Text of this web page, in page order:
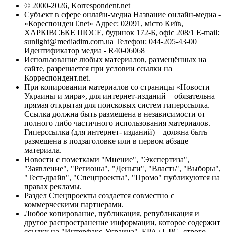
© 2000-2026, Korrespondent.net
Субъект в сфере онлайн-медиа Название онлайн-медиа -
«КореспонденТ.net» Адрес: 02091, місто Київ,
ХАРКІВСЬКЕ ШОСЕ, будинок 172-Б, офіс 208/1 E-mail:
sunlight@mediadim.com.ua Телефон: 044-205-43-00
Идентификатор медиа - R40-06068
Использование любых материалов, размещённых на
сайте, разрешается при условии ссылки на
Корреспондент.net.
При копировании материалов со страницы «Новости
Украины и мира», для интернет-изданий – обязательна
прямая открытая для поисковых систем гиперссылка.
Ссылка должна быть размещена в независимости от
полного либо частичного использования материалов.
Гиперссылка (для интернет- изданий) – должна быть
размещена в подзаголовке или в первом абзаце
материала.
Новости с пометками "Мнение", "Экспертиза",
"Заявление", "Регионы", "Деньги", "Власть", "Выборы",
"Тест-драйв", "Спецпроекты", "Промо" публикуются на
правах рекламы.
Раздел Спецпроекты создается совместно с
коммерческими партнерами.
Любое копирование, публикация, републикация и
другое распространение информации, которое содержит